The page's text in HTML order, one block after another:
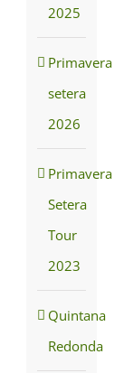
2025
Primavera
setera
2026
Primavera
Setera
Tour
2023
Quintana
Redonda